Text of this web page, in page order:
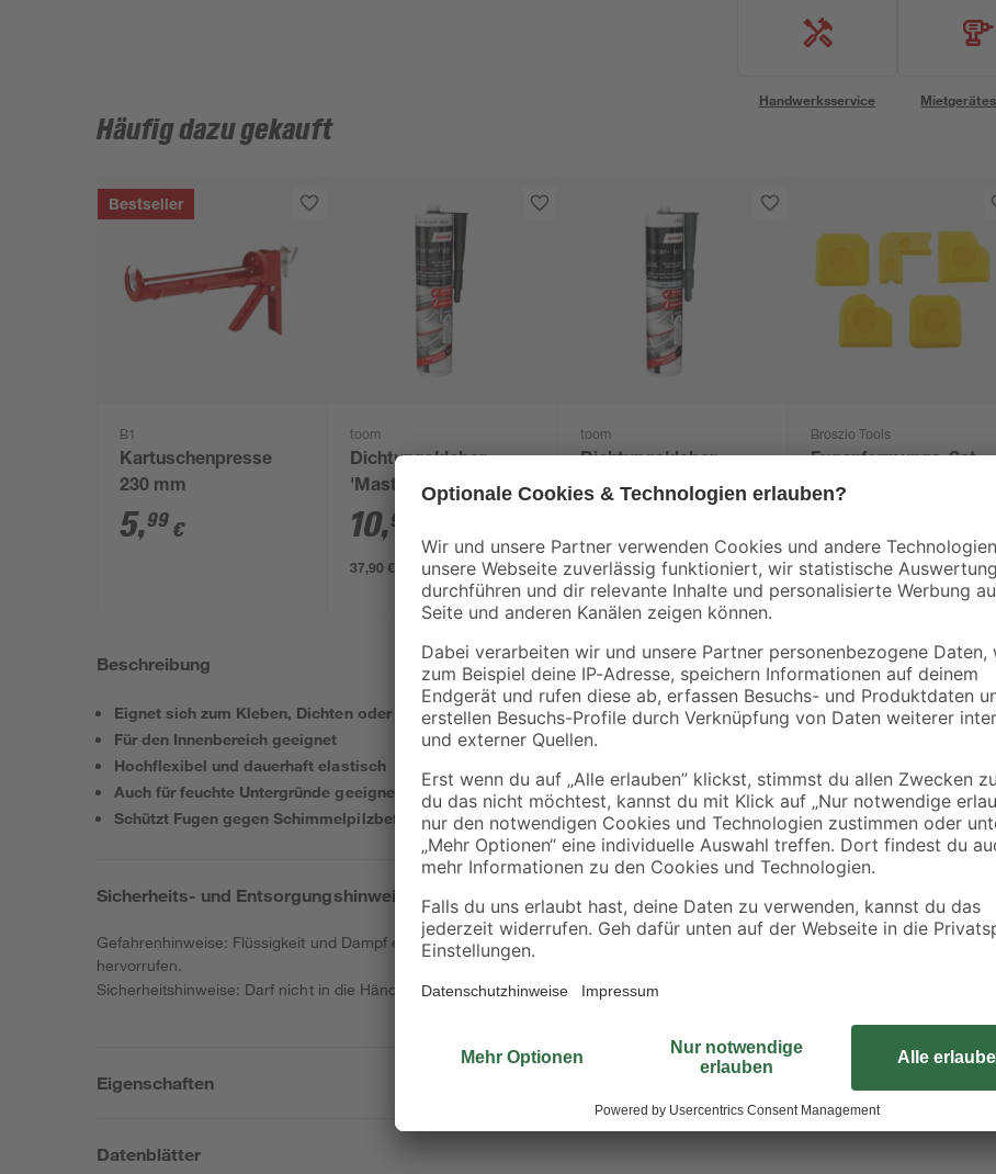
Handwerksservice
Häufig dazu gekauft
Bestseller
B1
Kartuschenpresse
230 mm
5,99 €
toom
Dichtungskleber
'Master-Fuge'
schwarz 290 ml
10,99
37,90 € / Liter
toom
Dichtungskleber
'Master-Fuge' grau
37,90 € / Liter
Broszio Tools
Fugenformungs-Set
"Fugenass plus" 5-tlg.
Beschreibung
Eignet sich zum Kleben, Dichten oder Füllen
Für den Innenbereich geeignet
Hochflexibel und dauerhaft elastisch
Auch für feuchte Untergründe geeignet
Schützt Fugen gegen Schimmelpilzbefall
Mit dem vielseitig einsetzbaren
lassen sich Anschluss- und
Türen, Fenster und das
und in der Küche. Einmal an der
gummiartige Masse mit
erhältlich, lässt sich jedoch
Sicherheits- und Entsorgungshinweise
Gefahrenhinweise: Flüssigkeit und Dampf entzündbar. Gesundheitsschädlich bei Einatmen. Enthält Benz-/Methyl-/Chlormethyl-
hervorrufen.
Sicherheitshinweise: Darf nicht in die Hände von Kindern gelangen.
Eigenschaften
Datenblätter